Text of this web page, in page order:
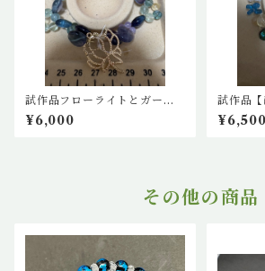
試作品フローライトとガーネ
ットの花ブレスレット
¥6,000
試作品【
¥6,500
その他の商品